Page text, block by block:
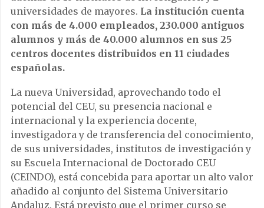
universidades de mayores. La institución cuenta
con más de 4.000 empleados, 230.000 antiguos
alumnos y más de 40.000 alumnos en sus 25
centros docentes distribuidos en 11 ciudades
españolas.
La nueva Universidad, aprovechando todo el
potencial del CEU, su presencia nacional e
internacional y la experiencia docente,
investigadora y de transferencia del conocimiento,
de sus universidades, institutos de investigación y
su Escuela Internacional de Doctorado CEU
(CEINDO), está concebida para aportar un alto valor
añadido al conjunto del Sistema Universitario
Andaluz. Está previsto que el primer curso se